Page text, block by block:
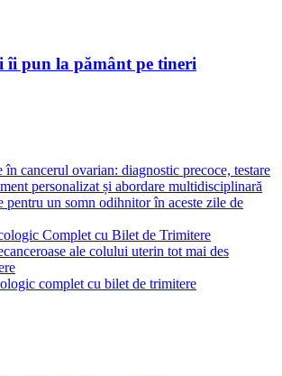
îi pun la pământ pe tineri
în cancerul ovarian: diagnostic precoce, testare
personalizat și abordare multidisciplinară
pentru un somn odihnitor în aceste zile de
Complet cu Bilet de Trimitere
ale colului uterin tot mai des
complet cu bilet de trimitere